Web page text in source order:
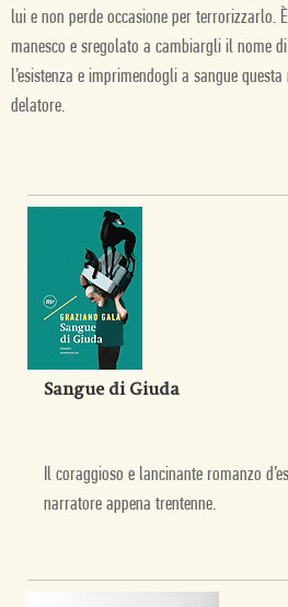
lui e non perde occasione per terrorizzarlo.
manesco e sregolato a cambiargli il nome
l’esistenza e imprimendogli a sangue
delatore.
Sangue di Giuda
Il coraggioso e lancinante romanzo
narratore appena trentenne.